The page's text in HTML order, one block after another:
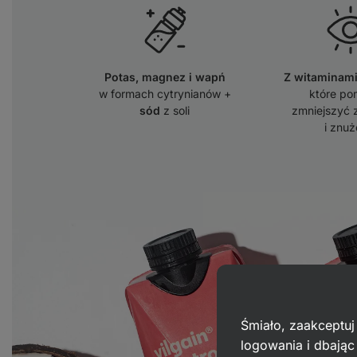
Potas, magnez i wapń
w formach cytrynianów +
sód z soli
Z
które
zmniejszyć
i
Śmiało,
logowania i